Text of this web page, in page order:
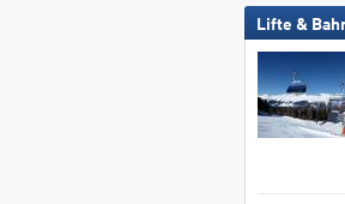
Lifte &